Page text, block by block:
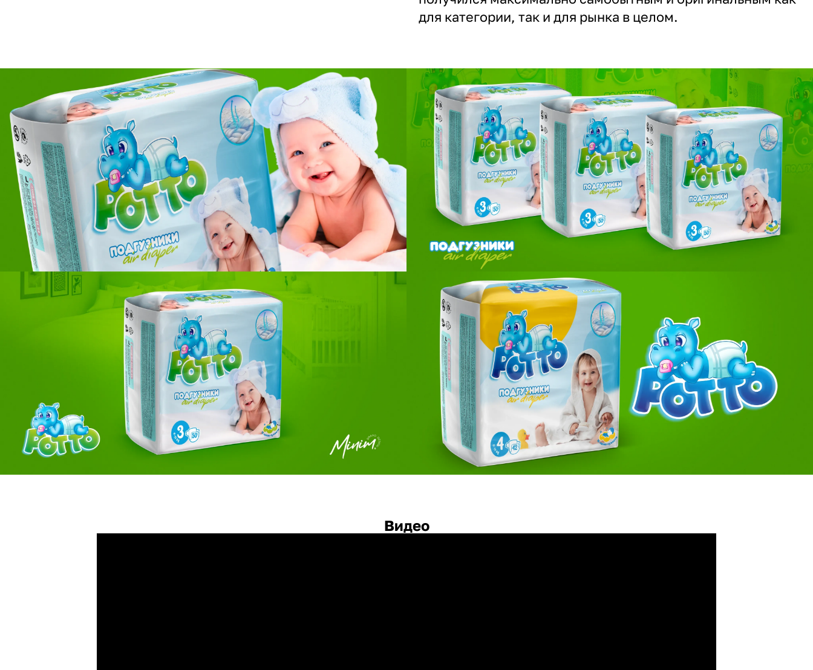
для категории, так и для рынка в целом.
Видео